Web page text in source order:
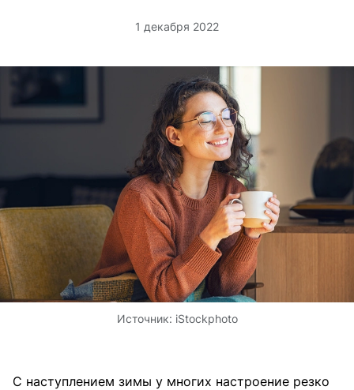
1 декабря 2022
Источник: iStockphoto
С наступлением зимы у многих настроение резко